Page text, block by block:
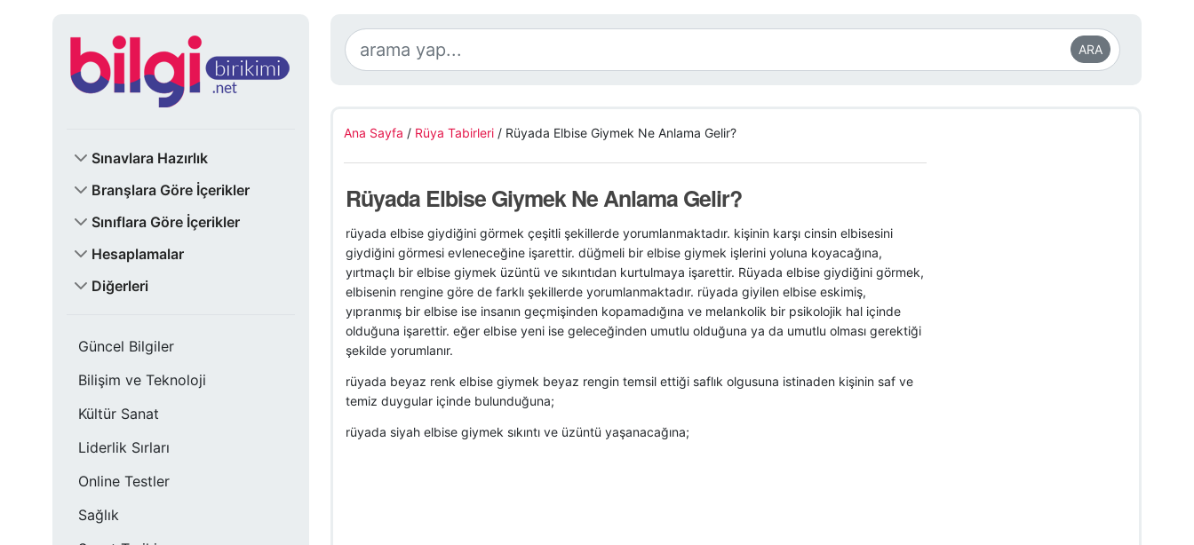
Sınavlara Hazırlık
Branşlara Göre İçerikler
Sınıflara Göre İçerikler
Hesaplamalar
Diğerleri
Güncel Bilgiler
Bilişim ve Teknoloji
Kültür Sanat
Liderlik Sırları
Online Testler
Sağlık
ARA
Ana Sayfa / Rüya Tabirleri/ Rüyada Elbise Giymek Ne Anlama Gelir?
Rüyada Elbise Giymek Ne Anlama Gelir?
rüyada elbise giydiğini görmek çeşitli şekillerde yorumlanmaktadır. kişinin karşı cinsin elbisesini
giydiğini görmesi evleneceğine işarettir. düğmeli bir elbise giymek işlerini yoluna koyacağına,
yırtmaçlı bir elbise giymek üzüntü ve sıkıntıdan kurtulmaya işarettir. Rüyada elbise giydiğini görmek,
elbisenin rengine göre de farklı şekillerde yorumlanmaktadır. rüyada giyilen elbise eskimiş,
yıpranmış bir elbise ise insanın geçmişinden kopamadığına ve melankolik bir psikolojik hal içinde
olduğuna işarettir. eğer elbise yeni ise geleceğinden umutlu olduğuna ya da umutlu olması gerektiği
şekilde yorumlanır.
rüyada beyaz renk elbise giymek beyaz rengin temsil ettiği saflık olgusuna istinaden kişinin saf ve
temiz duygular içinde bulunduğuna;
rüyada siyah elbise giymek sıkıntı ve üzüntü yaşanacağına;